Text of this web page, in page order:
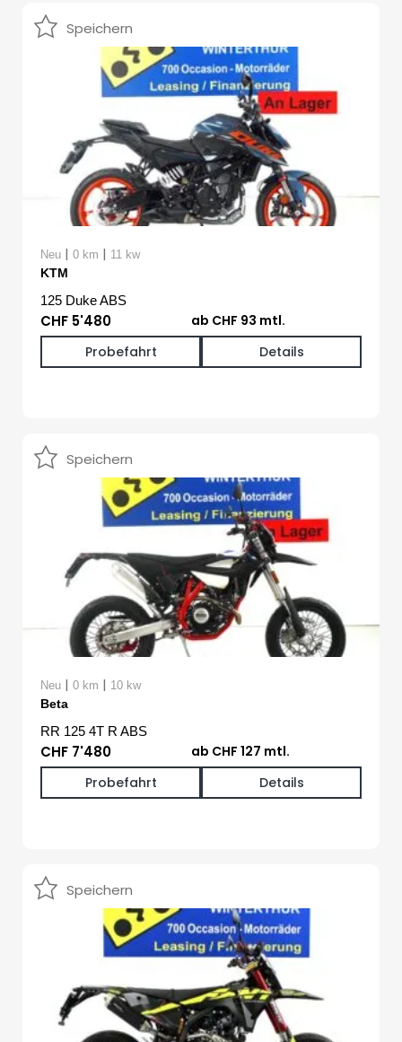
Speichern
Neu | 0 km | 11 kw
KTM
125 Duke ABS
CHF 5'480
ab CHF 93 mtl.
Probefahrt
Details
Speichern
Neu | 0 km | 10 kw
Beta
RR 125 4T R ABS
CHF 7'480
ab CHF 127 mtl.
Probefahrt
Details
Speichern